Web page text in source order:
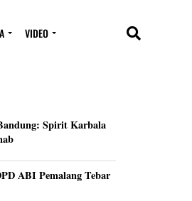
VIDEO
Spirit Karbala
ABI Pemalang Tebar